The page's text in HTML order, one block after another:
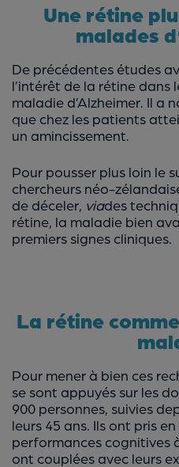
Une rétine
malades
De précédentes études
l’intérêt de la rétine dans
maladie d’Alzheimer. Il a
que chez les patients
un amincissement.
Pour pousser plus loin le
chercheurs néo-
de déceler, viades
rétine, la maladie bien
premiers signes cliniques.
La rétine
Pour mener à bien ces
se sont appuyés sur les
900 personnes, suivies
leurs 45 ans. Ils ont pris
performances cognitives
ont couplées avec leurs